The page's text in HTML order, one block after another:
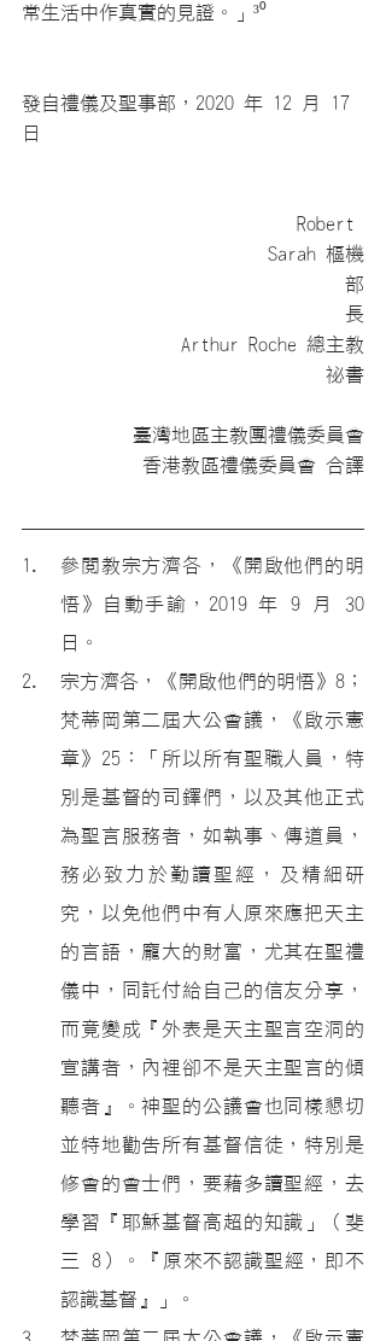
常生活中作真實的見證。」 ³⁰
發自禮儀及聖事部，2020 年 12 月 17
日
Robert
Sarah 樞機
部
長
Arthur Roche 總主教
祕書
臺灣地區主教團禮儀委員會
香港教區禮儀委員會 合譯
參閱教宗方濟各，《開啟他們的明
悟》自動手諭，2019 年 9 月 30
日。
宗方濟各，《開啟他們的明悟》8；
梵蒂岡第二屆大公會議，《啟示憲
章》25：「所以所有聖職人員，特
別是基督的司鐸們，以及其他正式
為聖言服務者，如執事、傳道員，
務必致力於勤讀聖經，及精細研
究，以免他們中有人原來應把天主
的言語，龐大的財富，尤其在聖禮
儀中，同託付給自己的信友分享，
而竟變成『外表是天主聖言空洞的
宣講者，內裡卻不是天主聖言的傾
聽者』。神聖的公議會也同樣懇切
並特地勸告所有基督信徒，特別是
修會的會士們，要藉多讀聖經，去
學習『耶穌基督高超的知識」（斐
三 8）。『原來不認識聖經，即不
認識基督』」。
梵蒂岡第二屆大公會議，《啟示憲